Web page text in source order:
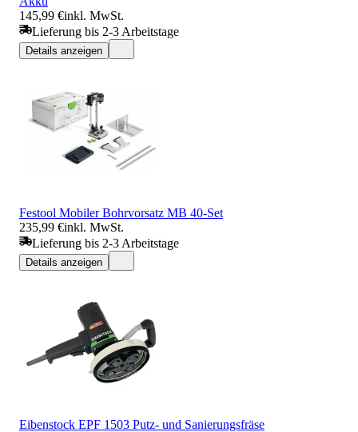
145,99 €inkl. MwSt.
Lieferung bis 2-3 Arbeitstage
Details anzeigen
Festool Mobiler Bohrvorsatz MB 40-Set
235,99 €inkl. MwSt.
Lieferung bis 2-3 Arbeitstage
Details anzeigen
Eibenstock EPF 1503 Putz- und Sanierungsfräse